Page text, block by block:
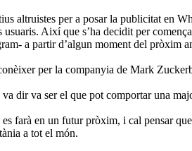
altruistes per a posar la publicitat en
Així que s’ha decidit per
a partir d’algun moment del pròxim
per la companyia de Mark
dir va ser el que pot comportar una
farà en un futur pròxim, i cal pensar
a tot el món.